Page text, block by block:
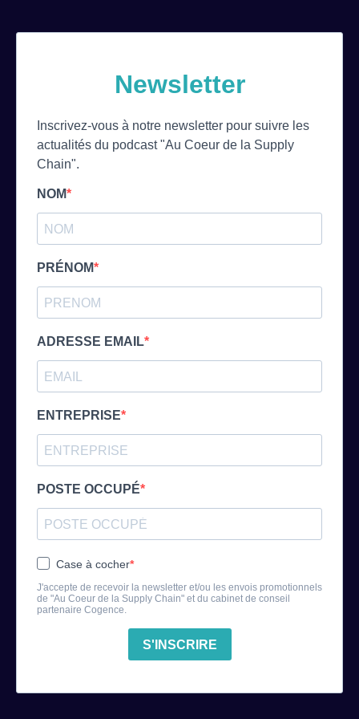
Newsletter
Inscrivez-vous à notre newsletter pour suivre les
actualités du podcast "Au Coeur de la Supply
Chain".
NOM
PRÉNOM
ADRESSE EMAIL
ENTREPRISE
POSTE OCCUPÉ
Case à cocher
J'accepte de recevoir la newsletter et/ou les envois promotionnels
de "Au Coeur de la Supply Chain" et du cabinet de conseil
partenaire Cogence.
S'INSCRIRE